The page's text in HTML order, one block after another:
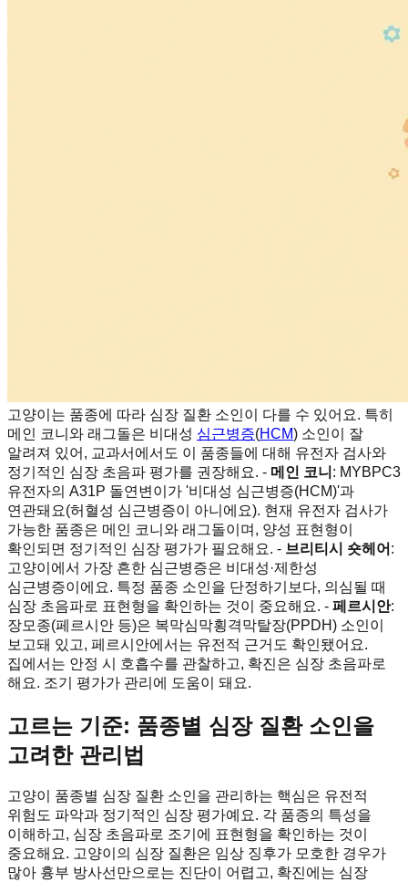
고양이는 품종에 따라 심장 질환 소인이 다를 수 있어요. 특히
메인 코니와 래그돌은 비대성 심근병증(HCM) 소인이 잘
알려져 있어, 교과서에서도 이 품종들에 대해 유전자 검사와
정기적인 심장 초음파 평가를 권장해요. - 메인 코니 : MYBPC3
유전자의 A31P 돌연변이가 '비대성 심근병증(HCM)'과
연관돼요(허혈성 심근병증이 아니에요). 현재 유전자 검사가
가능한 품종은 메인 코니와 래그돌이며, 양성 표현형이
확인되면 정기적인 심장 평가가 필요해요. - 브리티시 숏헤어 :
고양이에서 가장 흔한 심근병증은 비대성·제한성
심근병증이에요. 특정 품종 소인을 단정하기보다, 의심될 때
심장 초음파로 표현형을 확인하는 것이 중요해요. - 페르시안:
장모종(페르시안 등)은 복막심막횡격막탈장(PPDH) 소인이
보고돼 있고, 페르시안에서는 유전적 근거도 확인됐어요.
집에서는 안정 시 호흡수를 관찰하고, 확진은 심장 초음파로
해요. 조기 평가가 관리에 도움이 돼요.
고르는 기준: 품종별 심장 질환 소인을
고려한 관리법
고양이 품종별 심장 질환 소인을 관리하는 핵심은 유전적
위험도 파악과 정기적인 심장 평가예요. 각 품종의 특성을
이해하고, 심장 초음파로 조기에 표현형을 확인하는 것이
중요해요. 고양이의 심장 질환은 임상 징후가 모호한 경우가
많아 흉부 방사선만으로는 진단이 어렵고, 확진에는 심장